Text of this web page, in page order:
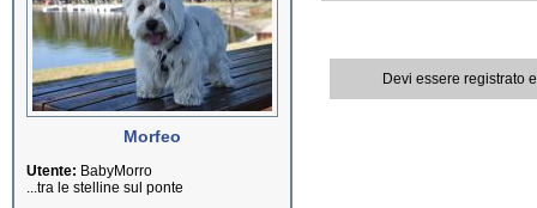
Morfeo
Utente: BabyMorro
...tra le stelline sul ponte
Devi essere registrato